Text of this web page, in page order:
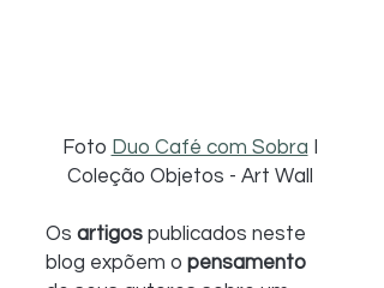
Foto Duo Café com Sobra
Coleção Objetos - Art Wall
Os artigos publicados neste
blog expõem o pensamento